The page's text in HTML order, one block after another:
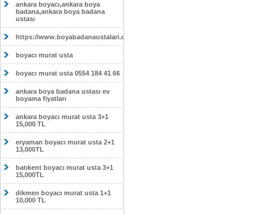
ankara boyacı,ankara boya
badana,ankara boya badana
ustası
https://www.boyabadanaustalari.com/
boyacı murat usta
boyacı murat usta 0554 184 41 66
ankara boya badana ustası ev
boyama fiyatları
ankara boyacı murat usta 3+1
15,000 TL
eryaman boyacı murat usta 2+1
13,000TL
batıkent boyacı murat usta 3+1
15,000TL
dikmen boyacı murat usta 1+1
10,000 TL